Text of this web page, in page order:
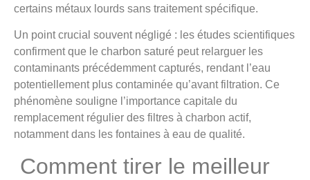
certains métaux lourds sans traitement spécifique.
Un point crucial souvent négligé : les études scientifiques
confirment que le charbon saturé peut relarguer les
contaminants précédemment capturés, rendant l’eau
potentiellement plus contaminée qu’avant filtration. Ce
phénomène souligne l’importance capitale du
remplacement régulier des filtres à charbon actif,
notamment dans les fontaines à eau de qualité.
Comment tirer le meilleur